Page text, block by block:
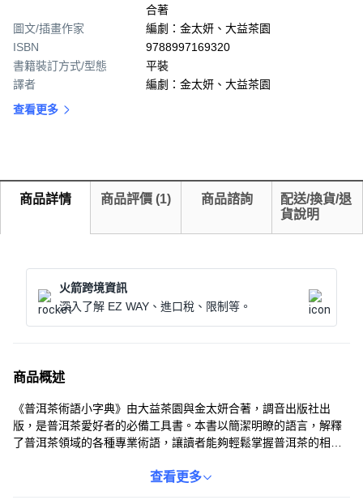
合著
圖文/插畫作家
編劇：金太妍、大益茶園
ISBN
9788997169320
書籍裝訂方式/型態
平裝
譯者
編劇：金太妍、大益茶園
查看更多
商品詳情 商品評價 (1) 商品諮詢
配送/換貨/退
貨說明
火箭跨境資訊
深入了解 EZ WAY、進口稅、限制等。
商品概述
《普洱茶術語小字典》由大益茶園與金太妍合著，調音出版社出
版，是普洱茶愛好者的必備工具書。本書以簡潔明瞭的語言，解釋
了普洱茶領域的各種專業術語，讓讀者能夠輕鬆掌握普洱茶的相關
茶的樂趣。小辭典方便攜帶，隨時隨地都能查閱，是您探索普洱茶
查看更多